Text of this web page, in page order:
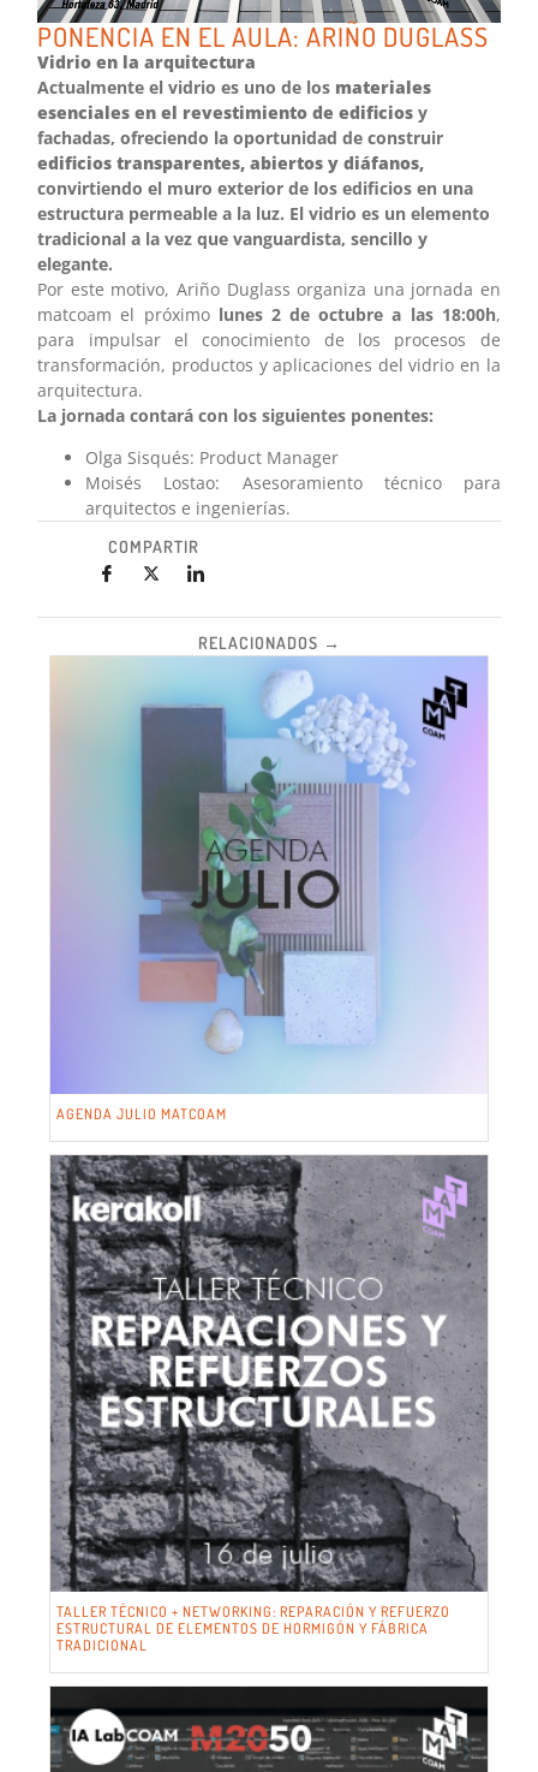
PONENCIA EN EL AULA: ARIÑO DUGLASS
Vidrio en la arquitectura
Actualmente el vidrio es uno de los materiales
esenciales en el revestimiento de edificios y
fachadas, ofreciendo la oportunidad de construir
edificios transparentes, abiertos y diáfanos,
convirtiendo el muro exterior de los edificios en una
estructura permeable a la luz. El vidrio es un elemento
tradicional a la vez que vanguardista, sencillo y
elegante.
Por este motivo, Ariño Duglass organiza una jornada en
matcoam el próximo lunes 2 de octubre a las 18:00h,
para impulsar el conocimiento de los procesos de
transformación, productos y aplicaciones del vidrio en la
arquitectura.
La jornada contará con los siguientes ponentes:
Olga Sisqués: Product Manager
Moisés Lostao: Asesoramiento técnico para
arquitectos e ingenierías.
COMPARTIR
RELACIONADOS →
AGENDA JULIO MATCOAM
TALLER TÉCNICO + NETWORKING: REPARACIÓN Y REFUERZO
ESTRUCTURAL DE ELEMENTOS DE HORMIGÓN Y FÁBRICA
TRADICIONAL